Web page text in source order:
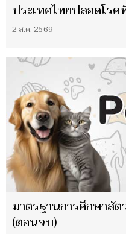
ประเทศไทยปลอดโร
2 ส.ค. 2569
มาตรฐานการศึกษาสั
(ตอนจบ)